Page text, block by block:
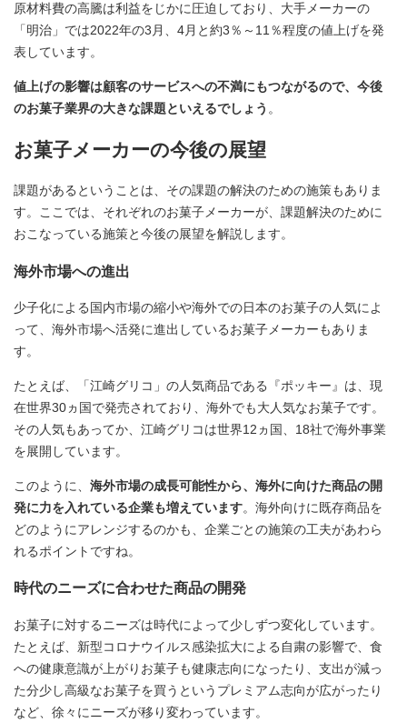
原材料費の高騰は利益をじかに圧迫しており、大手メーカーの
「明治」では2022年の3月、4月と約3％～11％程度の値上げを発
表しています。
値上げの影響は顧客のサービスへの不満にもつながるので、今後
のお菓子業界の大きな課題といえるでしょう 。
お菓子メーカーの今後の展望
課題があるということは、その課題の解決のための施策もありま
す。ここでは、それぞれのお菓子メーカーが、課題解決のために
おこなっている施策と今後の展望を解説します。
海外市場への進出
少子化による国内市場の縮小や海外での日本のお菓子の人気によ
って、海外市場へ活発に進出しているお菓子メーカーもありま
す。
たとえば、「江崎グリコ」の人気商品である『ポッキー』は、現
在世界30ヵ国で発売されており、海外でも大人気なお菓子です。
その人気もあってか、江崎グリコは世界12ヵ国、18社で海外事業
を展開しています。
このように、 海外市場の成長可能性から、海外に向けた商品の開
発に力を入れている企業も増えています。海外向けに既存商品を
どのようにアレンジするのかも、企業ごとの施策の工夫があわら
れるポイントですね。
時代のニーズに合わせた商品の開発
お菓子に対するニーズは時代によって少しずつ変化しています。
たとえば、新型コロナウイルス感染拡大による自粛の影響で、食
への健康意識が上がりお菓子も健康志向になったり、支出が減っ
た分少し高級なお菓子を買うというプレミアム志向が広がったり
など、徐々にニーズが移り変わっています。